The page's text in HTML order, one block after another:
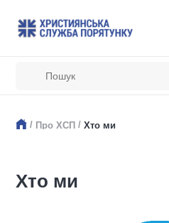
/ Про ХСП / Хто ми
Хто ми